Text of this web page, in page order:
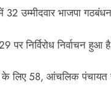
उम्मीदवार भाजपा गठबंधन
निर्विरोध निर्वाचन हुआ
के लिए 58, आंचलिक